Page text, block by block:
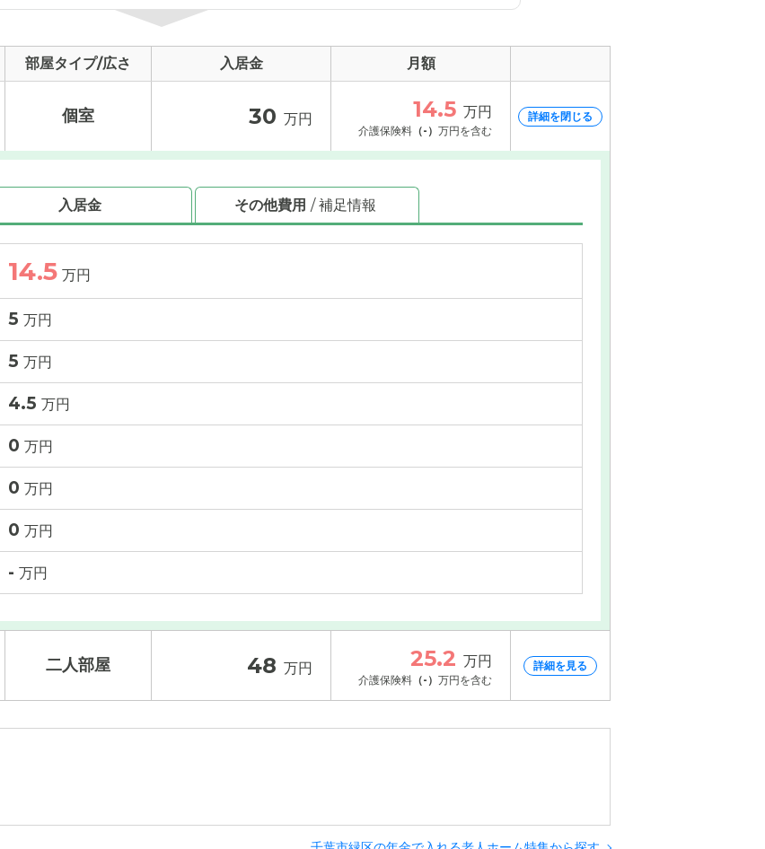
部屋タイプ/広さ 入居金 月額
個室 30 万円 14.5 万円
介護保険料 （-） 万円を含む
詳細を閉じる
入居金 その他費用 / 補足情報
14.5 万円
5 万円
5 万円
4.5 万円
0 万円
0 万円
0 万円
- 万円
二人部屋 48 万円 25.2 万円
介護保険料 （-） 万円を含む
詳細を見る
25.2 万円